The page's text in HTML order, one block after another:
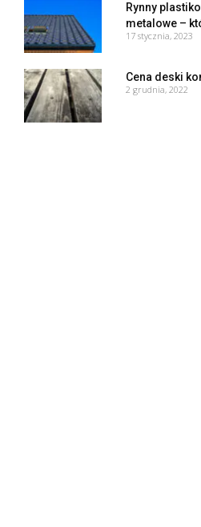
Rynny
metalowe –
17 stycznia, 2023
Cena deski
2 grudnia, 2022